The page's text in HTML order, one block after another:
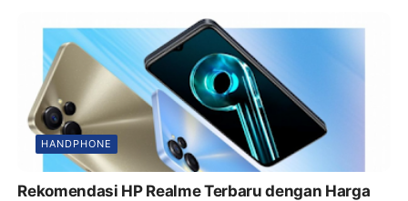
HANDPHONE
Rekomendasi HP Realme Terbaru dengan Harga